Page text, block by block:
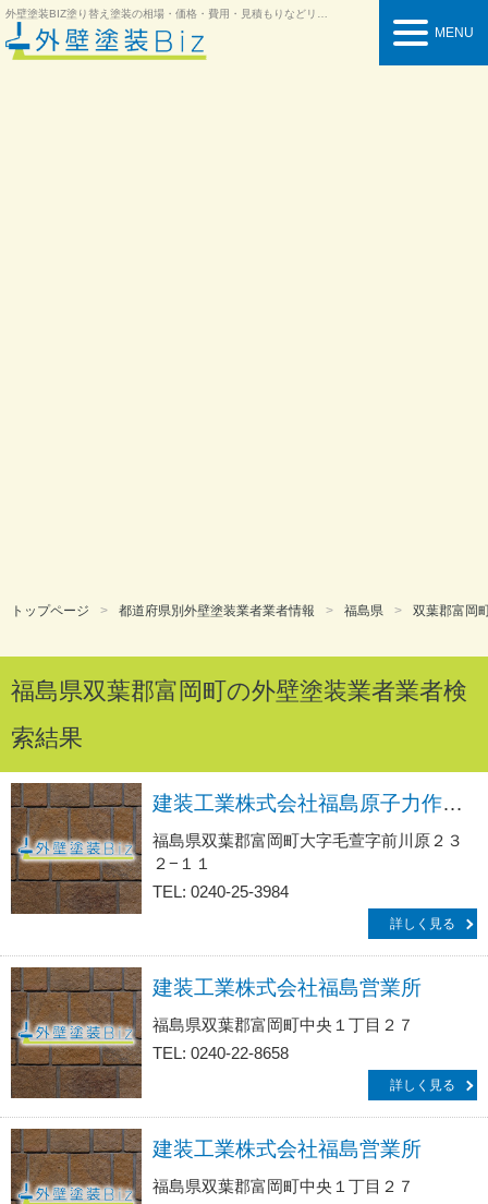
外壁塗装BIZ塗り替え塗装の相場・価格・費用・見積もりなどリフォーム情報を紹介
MENU
トップページ 都道府県別外壁塗装業者業者情報 福島県 双葉郡富岡
福島県双葉郡富岡町の外壁塗装業者業者検
索結果
建装工業株式会社福島原子力作業所
福島県双葉郡富岡町大字毛萱字前川原２３
２−１１
TEL: 0240-25-3984
詳しく見る
建装工業株式会社福島営業所
福島県双葉郡富岡町中央１丁目２７
TEL: 0240-22-8658
詳しく見る
建装工業株式会社福島営業所
福島県双葉郡富岡町中央１丁目２７